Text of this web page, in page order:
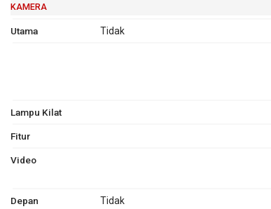
KAMERA
Utama Tidak
Lampu Kilat
Fitur
Video
Depan Tidak